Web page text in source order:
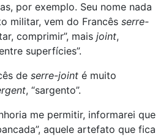
por exemplo. Seu nome nada
militar, vem do Francês serre-
comprimir”, mais joint,
superfícies”.
de serre-joint é muito
, “sargento”.
me permitir, informarei que
aquele artefato que fica